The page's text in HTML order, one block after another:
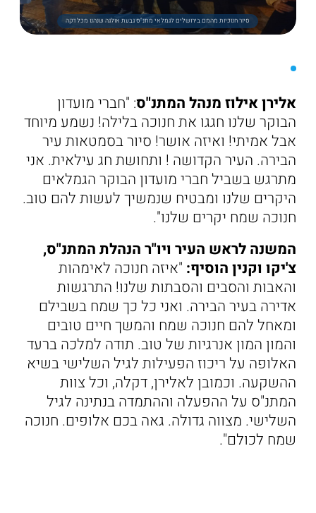
סיור חנוכיות מהמם בירושלים לגמלאי מתנ"ס גבעת אולגה שנהנו מכל דקה
אלירן אילוז מנהל המתנ"ס: "חברי מועדון
הבוקר שלנו חגגו את חנוכה בלילה! נשמע מיוחד
אבל אמיתי! ואיזה אושר! סיור בסמטאות עיר
הבירה. העיר הקדושה ! ותחושת חג עילאית. אני
מתרגש בשביל חברי מועדון הבוקר הגמלאים
היקרים שלנו ומבטיח שנמשיך לעשות להם טוב.
חנוכה שמח יקרים שלנו".
המשנה לראש העיר ויו"ר הנהלת המתנ"ס,
צ'יקו וקנין הוסיף: "איזה חנוכה לאימהות
והאבות והסבים והסבתות שלנו! התרגשות
אדירה בעיר הבירה. ואני כל כך שמח בשבילם
ומאחל להם חנוכה שמח והמשך חיים טובים
והמון המון אנרגיות של טוב. תודה למלכה ברעד
האלופה על ריכוז הפעילות לגיל השלישי בשיא
ההשקעה. וכמובן לאלירן, דקלה, וכל צוות
המתנ"ס על ההפעלה וההתמדה בנתינה לגיל
השלישי. מצווה גדולה. גאה בכם אלופים. חנוכה
שמח לכולם".